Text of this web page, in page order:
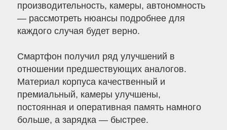
производительность, камеры, автономность
— рассмотреть нюансы подробнее для
каждого случая будет верно.
Смартфон получил ряд улучшений в
отношении предшествующих аналогов.
Материал корпуса качественный и
премиальный, камеры улучшены,
постоянная и оперативная память намного
больше, а зарядка — быстрее.